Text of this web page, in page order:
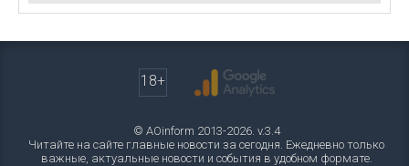
18+
© AOinform 2013-2026. v.3.4
Читайте на сайте главные новости за сегодня. Ежедневно только
важные, актуальные новости и события в удобном формате.